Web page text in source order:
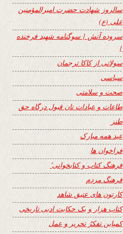
سالروز شهادت حضرت امیرالمؤمنین
علی (ع)
سروده آتش { سوگنامه شهید فرخنده
}
سولاتی از کاکا ترجمان
سیاسی
صحت و سلامتی
طاعات و عبادات تان قبول درگاه حق
طنز
عید همه مبارک
فراخوان ها
فرهنگ کتاب و کتابخوانی٬
فرهنگ مردم
کارتون های عتیق شاهد
کتاب هزار و یک حکایت ادبی تاریخی
کمپاین تفکرُ تحریر و عمل